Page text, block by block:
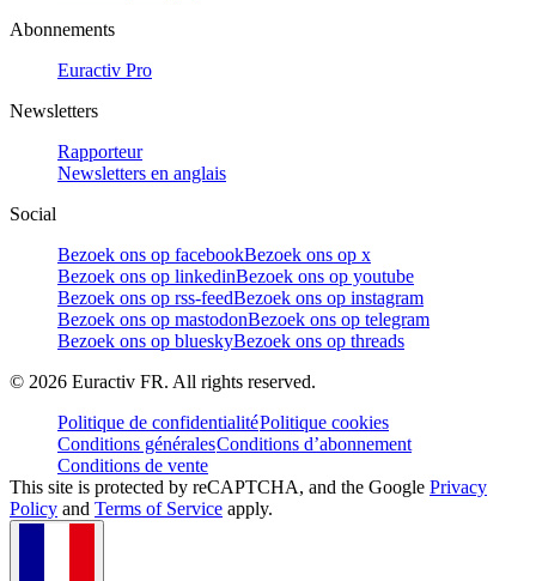
Abonnements
Euractiv Pro
Newsletters
Rapporteur
Newsletters en anglais
Social
Bezoek ons op facebookBezoek ons op x
Bezoek ons op linkedinBezoek ons op youtube
Bezoek ons op rss-feedBezoek ons op instagram
Bezoek ons op mastodonBezoek ons op telegram
Bezoek ons op blueskyBezoek ons op threads
© 2026 Euractiv FR. All rights reserved.
Politique de confidentialitéPolitique cookies
Conditions généralesConditions d’abonnement
Conditions de vente
This site is protected by reCAPTCHA, and the Google Privacy
Policy and Terms of Service apply.